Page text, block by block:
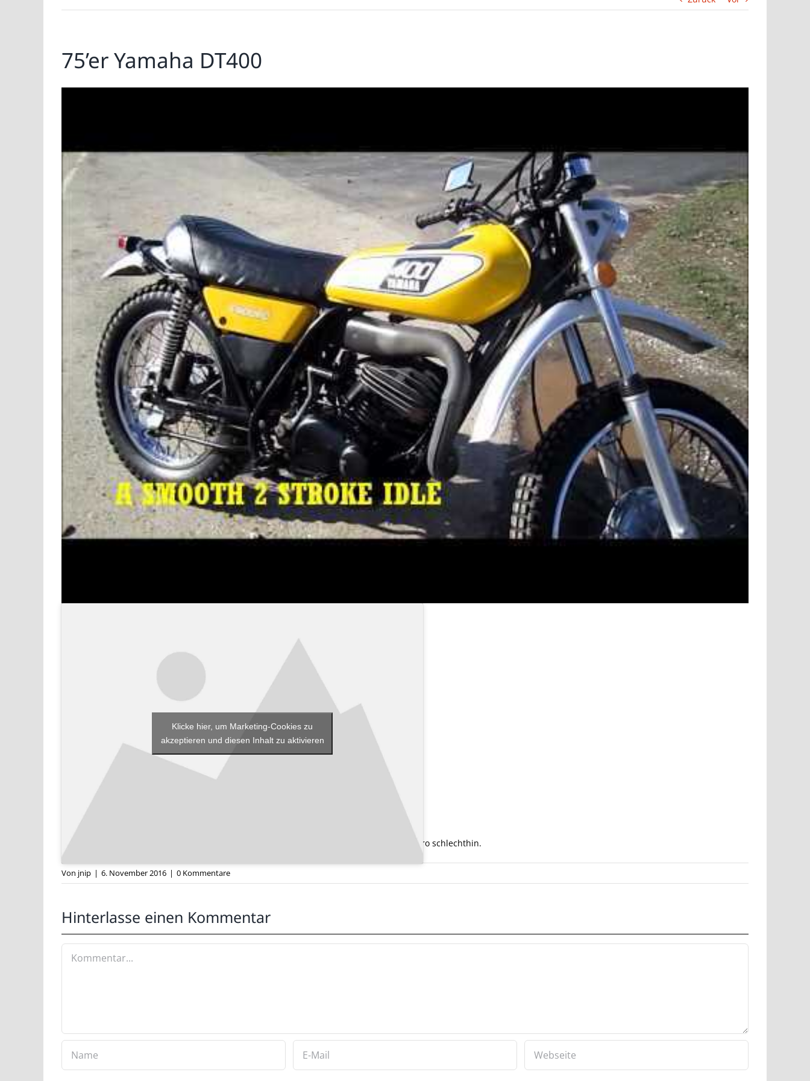
75’er Yamaha DT400
Klicke hier, um Marketing-Cookies zu
akzeptieren und diesen Inhalt zu aktivieren
Das Teil macht einfach nur Spaß – die ist neben der XT 500 die Kult-Enduro schlechthin.
Von jnip | 6. November 2016 | 0 Kommentare
Hinterlasse einen Kommentar